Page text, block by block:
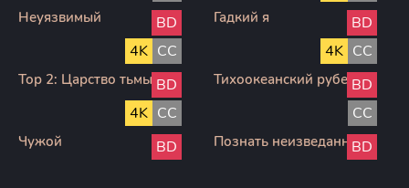
Неуязвимый
BD
Гадкий я
BD
Тор 2: Царство тьмы
4K CC
BD
Тихоокеанский рубеж
4K CC
BD
Чужой
4K CC
BD
Познать неизведанное
CC
BD